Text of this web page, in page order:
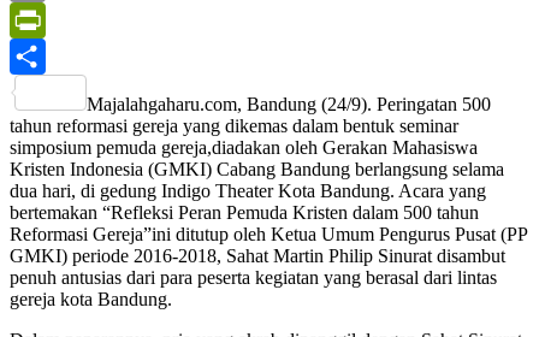
Print
PrintFriendly
Majalahgaharu.com, Bandung (24/9). Peringatan 500
tahun reformasi gereja yang dikemas dalam bentuk seminar
simposium pemuda gereja,diadakan oleh Gerakan Mahasiswa
Kristen Indonesia (GMKI) Cabang Bandung berlangsung selama
dua hari, di gedung Indigo Theater Kota Bandung. Acara yang
bertemakan “Refleksi Peran Pemuda Kristen dalam 500 tahun
Reformasi Gereja”ini ditutup oleh Ketua Umum Pengurus Pusat (PP
GMKI) periode 2016-2018, Sahat Martin Philip Sinurat disambut
penuh antusias dari para peserta kegiatan yang berasal dari lintas
gereja kota Bandung.